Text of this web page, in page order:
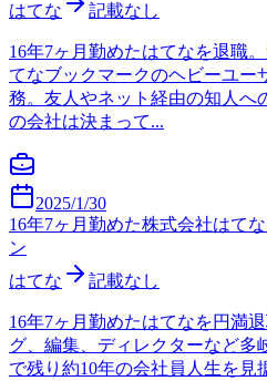
はてな
記載なし
16年7ヶ月勤めたはてなを退職
てなブックマークのヘビーユー
務。友人やネット経由の知人へ
の会社は決まって...
2025/1/30
16年7ヶ月勤めた株式会社はて
ン
はてな
記載なし
16年7ヶ月勤めたはてなを円満
グ、編集、ディレクターなど多
で残り約10年の会社員人生を見